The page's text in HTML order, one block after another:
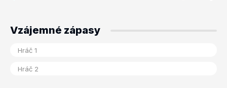
Vzájemné zápasy